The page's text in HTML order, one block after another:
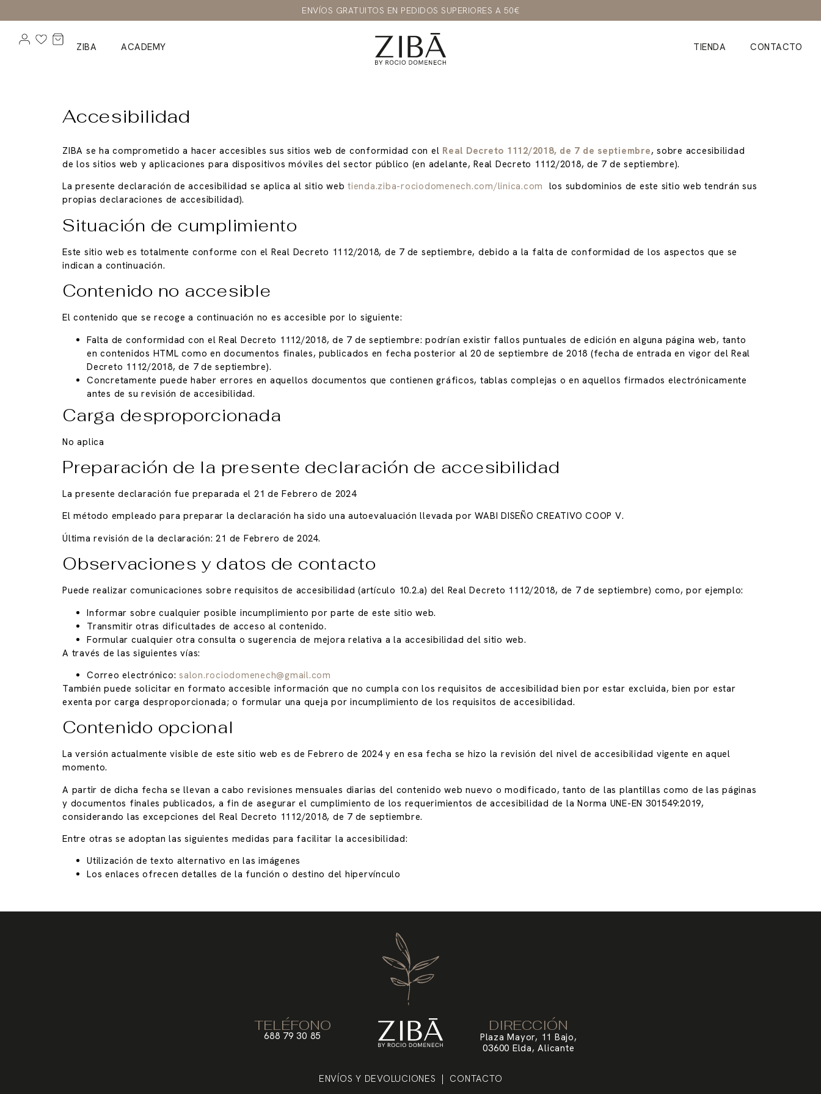
ENVÍOS GRATUITOS EN PEDIDOS SUPERIORES A 50€
ZIBA ACADEMY TIENDA CONTACTO
Accesibilidad
ZIBA se ha comprometido a hacer accesibles sus sitios web de conformidad con el Real Decreto 1112/2018, de 7 de septiembre, sobre accesibilidad
de los sitios web y aplicaciones para dispositivos móviles del sector público (en adelante, Real Decreto 1112/2018, de 7 de septiembre).
La presente declaración de accesibilidad se aplica al sitio web tienda.ziba-rociodomenech.com/linica.com los subdominios de este sitio web tendrán sus
propias declaraciones de accesibilidad).
Situación de cumplimiento
Este sitio web es totalmente conforme con el Real Decreto 1112/2018, de 7 de septiembre, debido a la falta de conformidad de los aspectos que se
indican a continuación.
Contenido no accesible
El contenido que se recoge a continuación no es accesible por lo siguiente:
Falta de conformidad con el Real Decreto 1112/2018, de 7 de septiembre: podrían existir fallos puntuales de edición en alguna página web, tanto
en contenidos HTML como en documentos finales, publicados en fecha posterior al 20 de septiembre de 2018 (fecha de entrada en vigor del Real
Decreto 1112/2018, de 7 de septiembre).
Concretamente puede haber errores en aquellos documentos que contienen gráficos, tablas complejas o en aquellos firmados electrónicamente
antes de su revisión de accesibilidad.
Carga desproporcionada
No aplica
Preparación de la presente declaración de accesibilidad
La presente declaración fue preparada el 21 de Febrero de 2024
El método empleado para preparar la declaración ha sido una autoevaluación llevada por WABI DISEÑO CREATIVO COOP V.
Última revisión de la declaración: 21 de Febrero de 2024.
Observaciones y datos de contacto
Puede realizar comunicaciones sobre requisitos de accesibilidad (artículo 10.2.a) del Real Decreto 1112/2018, de 7 de septiembre) como, por ejemplo:
Informar sobre cualquier posible incumplimiento por parte de este sitio web.
Transmitir otras dificultades de acceso al contenido.
Formular cualquier otra consulta o sugerencia de mejora relativa a la accesibilidad del sitio web.
A través de las siguientes vías:
Correo electrónico: salon.rociodomenech@gmail.com
También puede solicitar en formato accesible información que no cumpla con los requisitos de accesibilidad bien por estar excluida, bien por estar
exenta por carga desproporcionada; o formular una queja por incumplimiento de los requisitos de accesibilidad.
Contenido opcional
La versión actualmente visible de este sitio web es de Febrero de 2024 y en esa fecha se hizo la revisión del nivel de accesibilidad vigente en aquel
momento.
A partir de dicha fecha se llevan a cabo revisiones mensuales diarias del contenido web nuevo o modificado, tanto de las plantillas como de las páginas
y documentos finales publicados, a fin de asegurar el cumplimiento de los requerimientos de accesibilidad de la Norma UNE-EN 301549:2019,
considerando las excepciones del Real Decreto 1112/2018, de 7 de septiembre.
Entre otras se adoptan las siguientes medidas para facilitar la accesibilidad:
Utilización de texto alternativo en las imágenes
Los enlaces ofrecen detalles de la función o destino del hipervínculo
TELÉFONO
688 79 30 85
DIRECCIÓN
Plaza Mayor, 11 Bajo,
03600 Elda, Alicante
ENVÍOS Y DEVOLUCIONES | CONTACTO